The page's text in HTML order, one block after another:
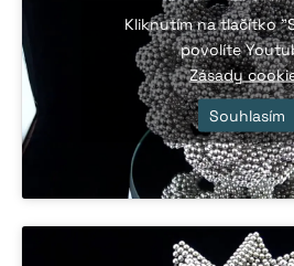
Kliknutím na tlačítko
povolíte
Zásady
Souhlasím